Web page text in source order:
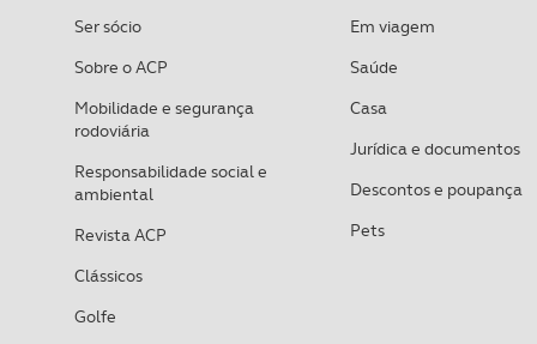
Ser sócio
Sobre o ACP
Mobilidade e segurança
rodoviária
Responsabilidade social e
ambiental
Revista ACP
Clássicos
Golfe
Em viagem
Saúde
Casa
Jurídica e documentos
Descontos e poupança
Pets